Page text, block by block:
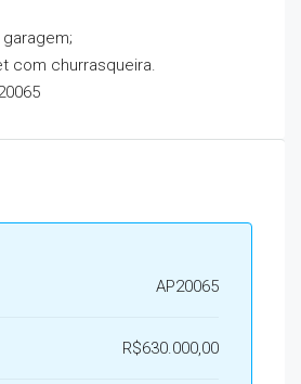
com churrasqueira.
AP20065
R$630.000,00